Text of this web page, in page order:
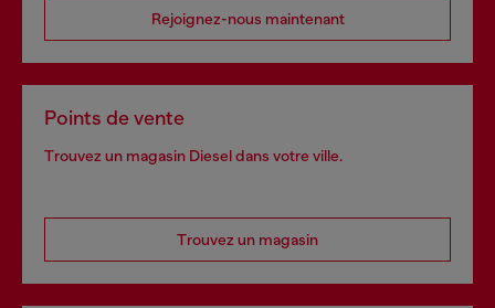
Rejoignez-nous maintenant
Points de vente
Trouvez un magasin Diesel dans votre ville.
Trouvez un magasin